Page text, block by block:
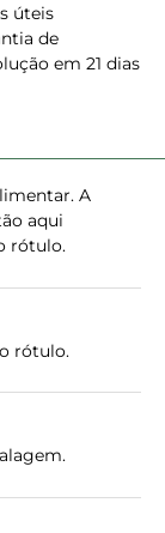
úteis
de
em 21 dias
A
aqui
rótulo.
rótulo.